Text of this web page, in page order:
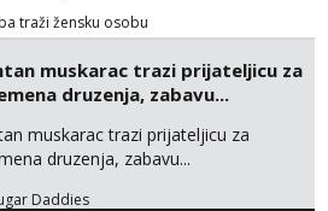
traži žensku osobu
muskarac trazi prijateljicu za
druzenja, zabavu...
muskarac trazi prijateljicu za
druzenja, zabavu...
Daddies